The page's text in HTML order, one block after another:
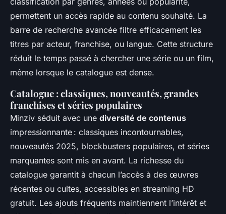
permettent un accès rapide au contenu souhaité. La
barre de recherche avancée filtre efficacement les
titres par acteur, franchise, ou langue. Cette structure
réduit le temps passé à chercher une série ou un film,
même lorsque le catalogue est dense.
Catalogue : classiques, nouveautés, grandes
franchises et séries populaires
Minziv séduit avec une diversité de contenus
impressionnante : classiques incontournables,
nouveautés 2025, blockbusters populaires, et séries
marquantes sont mis en avant. La richesse du
catalogue garantit à chacun l’accès à des œuvres
récentes ou cultes, accessibles en streaming HD
gratuit. Les ajouts fréquents maintiennent l’intérêt et